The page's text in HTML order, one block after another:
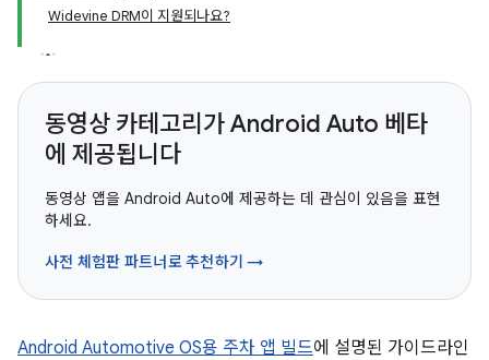
Widevine DRM이 지원되나요?
동영상 카테고리가 Android Auto 베타
에 제공됩니다
동영상 앱을 Android Auto에 제공하는 데 관심이 있음을 표현
하세요.
사전 체험판 파트너로 추천하기 →
Android Automotive OS용 주차 앱 빌드에 설명된 가이드라인